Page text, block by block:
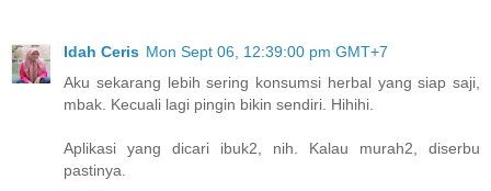
Idah Ceris Mon Sept 06, 12:39:00 pm GMT+7
Aku sekarang lebih sering konsumsi herbal yang siap saji,
mbak. Kecuali lagi pingin bikin sendiri. Hihihi.
Aplikasi yang dicari ibuk2, nih. Kalau murah2, diserbu
pastinya.